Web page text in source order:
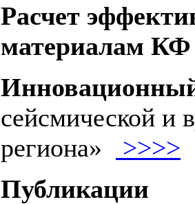
Расчет
материалам КФ
сейсмической и
региона»
>>>>
Публикации